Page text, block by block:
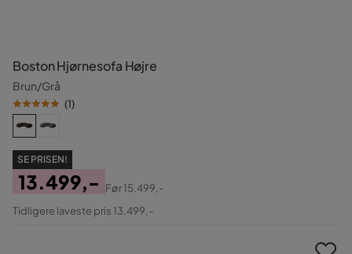
Boston Hjørnesofa Højre
Brun/Grå
(1)
SE PRISEN!
Pris
13.499,-
Original
Før15.499,-
Tidligere laveste pris 13.499,-